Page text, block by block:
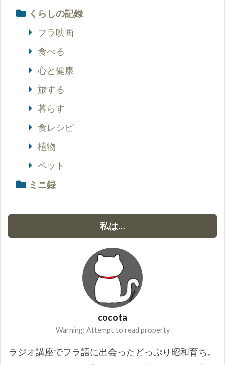
くらしの記録
フラ映画
食べる
心と健康
旅する
暮らす
食レシピ
植物
ペット
ミニ録
私は…
cocota
Warning: Attempt to read property
ラジオ講座でフラ語に出会ったどっぷり昭和育ち。